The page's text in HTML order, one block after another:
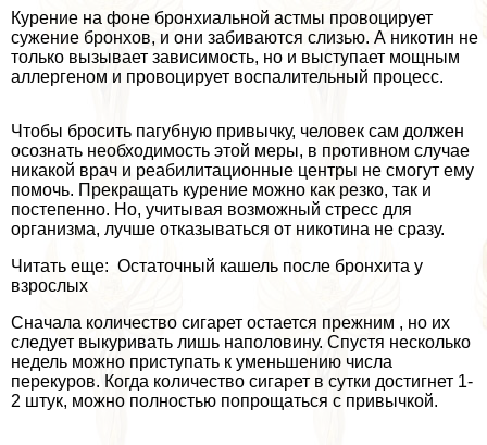
Курение на фоне бронхиальной астмы провоцирует
сужение бронхов, и они забиваются слизью. А никотин не
только вызывает зависимость, но и выступает мощным
аллергеном и провоцирует воспалительный процесс.
Чтобы бросить пагубную привычку, человек сам должен
осознать необходимость этой меры, в противном случае
никакой врач и реабилитационные центры не смогут ему
помочь. Прекращать курение можно как резко, так и
постепенно. Но, учитывая возможный стресс для
организма, лучше отказываться от никотина не сразу.
Читать еще: Остаточный кашель после бронхита у
взрослых
Сначала количество сигарет остается прежним , но их
следует выкуривать лишь наполовину. Спустя несколько
недель можно приступать к уменьшению числа
перекуров. Когда количество сигарет в сутки достигнет 1-
2 штук, можно полностью попрощаться с привычкой.